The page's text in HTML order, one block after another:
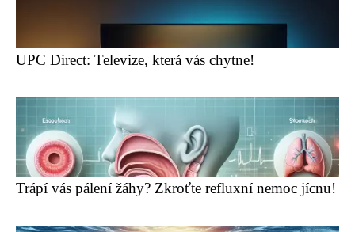
UPC Direct: Televize, která vás chytne!
Trápí vás pálení žáhy? Zkroťte refluxní nemoc jícnu!